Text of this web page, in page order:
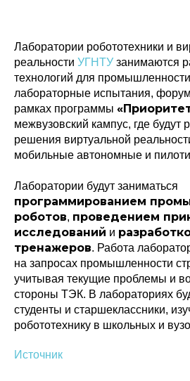
Лаборатории робототехники и
реальности УГНТУ занимаются
технологий для
лабораторные испытания,
рамках программы
межвузовский кампус, где будут
решения виртуальной
мобильные автономные и
Лаборатории будут заниматься
программированием
роботов, проведением
исследований и
тренажеров. Работа
на запросах промышленности
учитывая текущие проблемы и
стороны ТЭК. В лабораториях
студенты и старшеклассники,
робототехнику в школьных и
Источник